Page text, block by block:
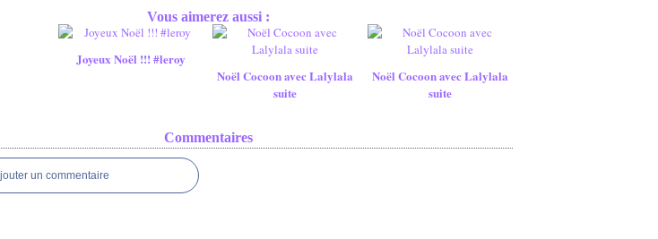
Vous aimerez aussi :
Joyeux Noël !!! #leroy
Noël Cocoon avec Lalylala
suite
Noël Cocoon avec Lalylala
suite
Commentaires
un commentaire